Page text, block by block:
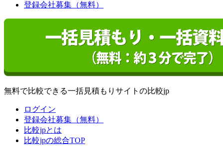
登録会社募集（無料）
無料で比較できる一括見積もりサイトの比較jp
ログイン
登録会社募集（無料）
比較jpとは
比較jpの総合TOP